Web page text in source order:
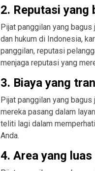
2. Reputasi yang
Pijat panggilan yang
dan hukum di Indonesia,
panggilan, reputasi
menjaga reputasi yang
3. Biaya yang
Pijat panggilan yang
mereka pasang dalam
teliti lagi dalam
Anda.
4. Area yang